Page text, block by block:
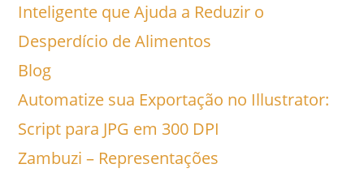
Inteligente que Ajuda a Reduzir o
Desperdício de Alimentos
Blog
Automatize sua Exportação no Illustrator:
Script para JPG em 300 DPI
Zambuzi – Representações